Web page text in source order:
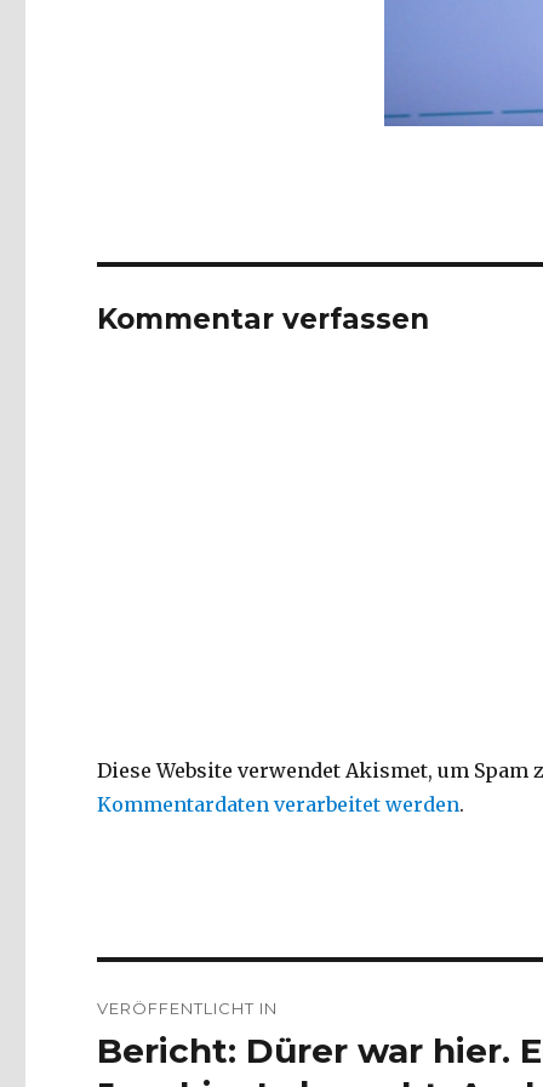
Kommentar verfassen
Diese Website verwendet Akismet, um Spam
Kommentardaten verarbeitet werden.
VERÖFFENTLICHT IN
Bericht: Dürer war hier.